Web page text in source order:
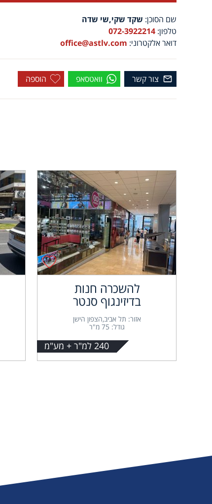
שם הסוכן: שקד שקי,שי שדה
טלפון: 072-3922214
דואר אלקטרוני: office@astlv.com
צור קשר וואטסאפ הוספה
להשכרה חנות
בדיזינגוף סנטר
אזור: תל אביב,הצפון הישן
גודל: 75 מ"ר
240 למ"ר + מע"מ